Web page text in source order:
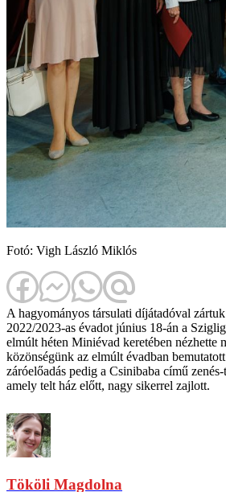
Fotó: Vigh László Miklós
A hagyományos társulati díjátadóval
2022/2023-as évadot június 18-án a
elmúlt héten Miniévad keretében nézhette
közönségünk az elmúlt évadban
záróelőadás pedig a Csinibaba című
amely telt ház előtt, nagy sikerrel zajlott.
Tököli Magdolna